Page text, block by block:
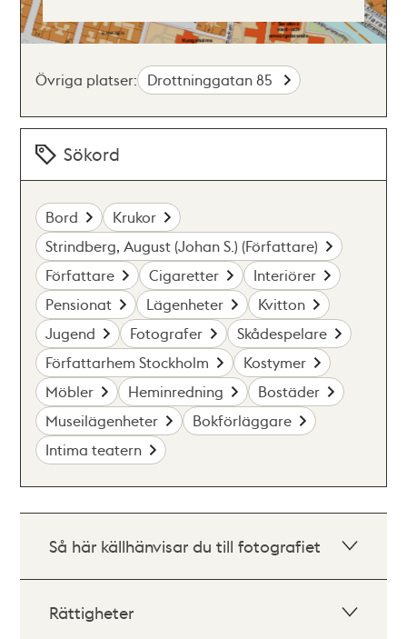
Övriga platser: Drottninggatan 85
Sökord
Bord
Krukor
Strindberg, August (Johan S.) (Författare)
Författare
Cigaretter
Interiörer
Pensionat
Lägenheter
Kvitton
Jugend
Fotografer
Skådespelare
Författarhem Stockholm
Kostymer
Möbler
Heminredning
Bostäder
Museilägenheter
Bokförläggare
Intima teatern
Så här källhänvisar du till fotografiet
Rättigheter